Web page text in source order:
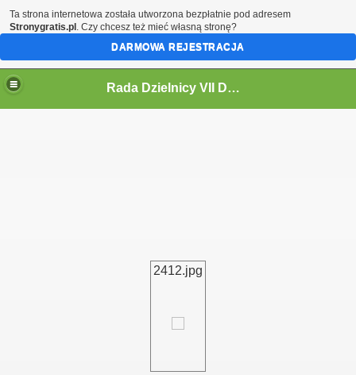
Rada Dzielnicy VII Dwór
2412.jpg
Ta strona internetowa została utworzona bezpłatnie pod adresem
Stronygratis.pl . Czy chcesz też mieć własną stronę?
DARMOWA REJESTRACJA